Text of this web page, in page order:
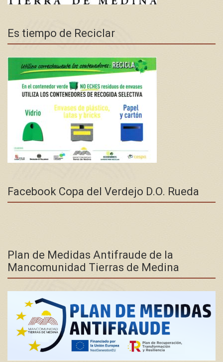
Es tiempo de Reciclar
Facebook Copa del Verdejo D.O. Rueda
Plan de Medidas Antifraude de la
Mancomunidad Tierras de Medina